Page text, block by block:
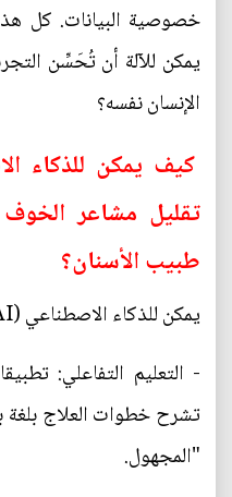
خصوصية البيانات. كل
يمكن للآلة أن تُحَسِّن
الإنسان نفسه؟
كيف يمكن للذكاء
تقليل مشاعر
طبيب الأسنان؟
يمكن للذكاء الاصطناعي (AI) أن يُقلل الخوف عبر:
- التعليم التفاعلي:
تشرح خطوات العلاج
"المجهول.